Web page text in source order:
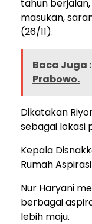
tahun
masukan,
(26/11).
Baca Juga :
Prabowo.
Dikatakan
sebagai lokasi
Kepala
Rumah
Nur Haryani
berbagai
lebih maju.